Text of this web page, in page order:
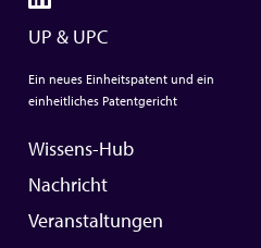
UP & UPC
Ein neues Einheitspatent und ein
einheitliches Patentgericht
Wissens-Hub
Nachricht
Veranstaltungen